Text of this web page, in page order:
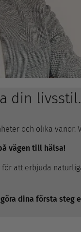
din
och olika vanor.
vägen till hälsa!
för att erbjuda
dina första steg